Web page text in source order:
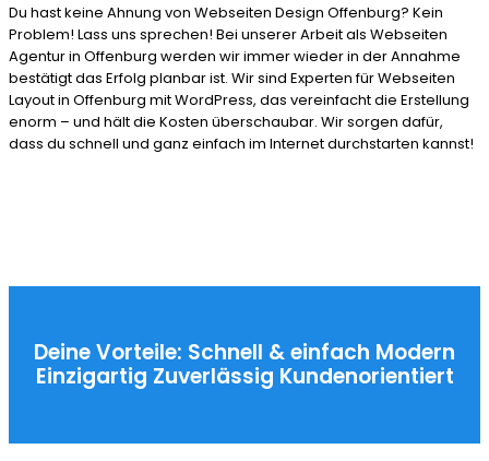
Du hast keine Ahnung von Webseiten Design Offenburg? Kein
Problem! Lass uns sprechen! Bei unserer Arbeit als Webseiten
Agentur in Offenburg werden wir immer wieder in der Annahme
bestätigt das Erfolg planbar ist. Wir sind Experten für Webseiten
Layout in Offenburg mit WordPress, das vereinfacht die Erstellung
enorm – und hält die Kosten überschaubar. Wir sorgen dafür,
dass du schnell und ganz einfach im Internet durchstarten kannst!
Deine Vorteile: Schnell & einfach Modern
Einzigartig Zuverlässig Kundenorientiert